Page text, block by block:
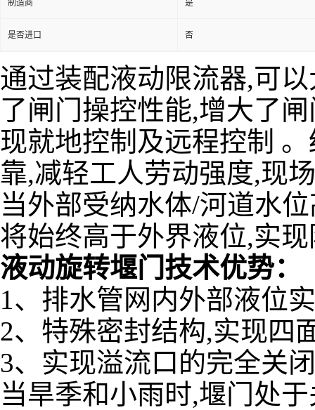
制造商 是
是否进口 否
通过装配液动限流器,可
了闸门操控性能,增大了
现就地控制及远程控制
靠,减轻工人劳动强度,现
当外部受纳水体/河道水
将始终高于外界液位,实
液动旋转堰门技术优势：
1、排水管网内外部液位
2、特殊密封结构,实现四
3、实现溢流口的完全关
当旱季和小雨时,堰门处